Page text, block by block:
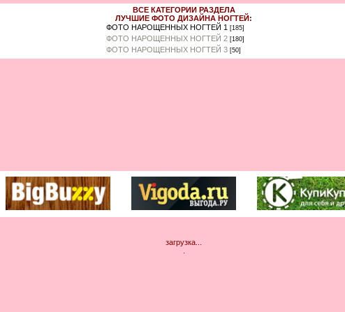
ВСЕ КАТЕГОРИИ РАЗДЕЛА
ЛУЧШИЕ ФОТО ДИЗАЙНА НОГТЕЙ:
ФОТО НАРОЩЕННЫХ НОГТЕЙ 1 [185]
ФОТО НАРОЩЕННЫХ НОГТЕЙ 2 [180]
ФОТО НАРОЩЕННЫХ НОГТЕЙ 3 [50]
загрузка...